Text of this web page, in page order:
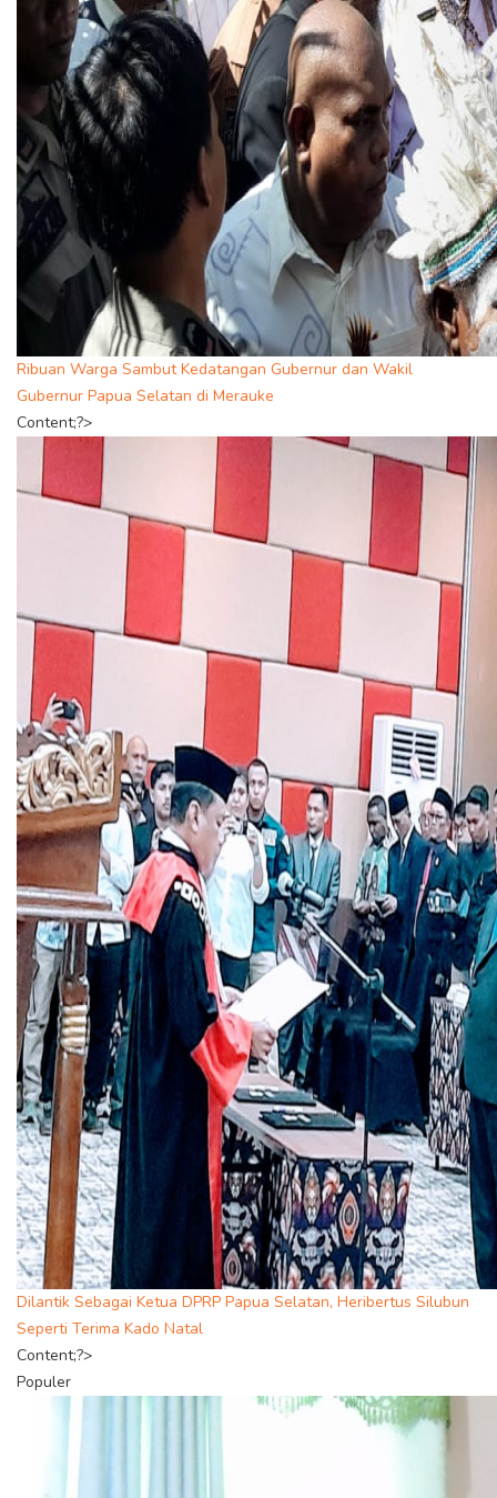
Ribuan Warga Sambut Kedatangan Gubernur dan Wakil
Gubernur Papua Selatan di Merauke
Content;?>
Dilantik Sebagai Ketua DPRP Papua Selatan, Heribertus Silubun
Seperti Terima Kado Natal
Content;?>
Populer